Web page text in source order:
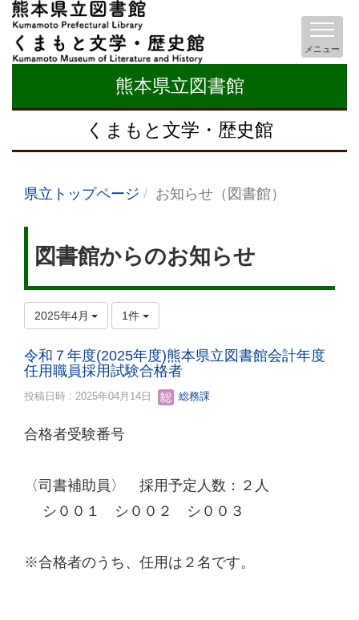
熊本県立図書館
くまもと文学・歴史館
メニュー
県立トップページ お知らせ（図書館）
図書館からのお知らせ
2025年4月 1件
令和７年度(2025年度)熊本県立図書館会計年度
任用職員採用試験合格者
投稿日時 : 2025年04月14日 総務課
合格者受験番号
〈司書補助員〉 採用予定人数：２人
シ００１ シ００２ シ００３
※合格者のうち、任用は２名です。